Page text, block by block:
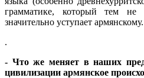
грамматике, который тем
значительно уступает армянскому.
.
- Что же меняет в наших
цивилизации армянское